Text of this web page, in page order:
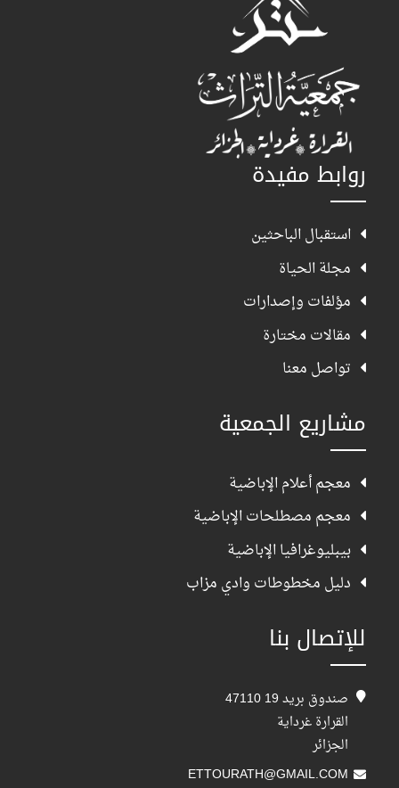
روابط مفيدة
استقبال الباحثين
مجلة الحياة
مؤلفات وإصدارات
مقالات مختارة
تواصل معنا
مشاريع الجمعية
معجم أعلام الإباضية
معجم مصطلحات الإباضية
بيبليوغرافيا الإباضية
دليل مخطوطات وادي مزاب
للإتصال بنا
صندوق بريد 19 47110
القرارة غرداية
الجزائر
ETTOURATH@GMAIL.COM